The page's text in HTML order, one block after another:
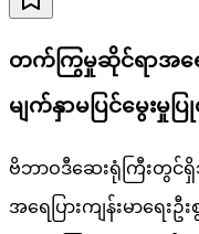
တက်ကြွမှုဆိုင်ရာအရေ
မျက်နှာမပြင်မွေးမှုပ
ဗိဘာဝဒီဆေးရုံကြီးတွင်
အရေပြားကျန်းမာရေ